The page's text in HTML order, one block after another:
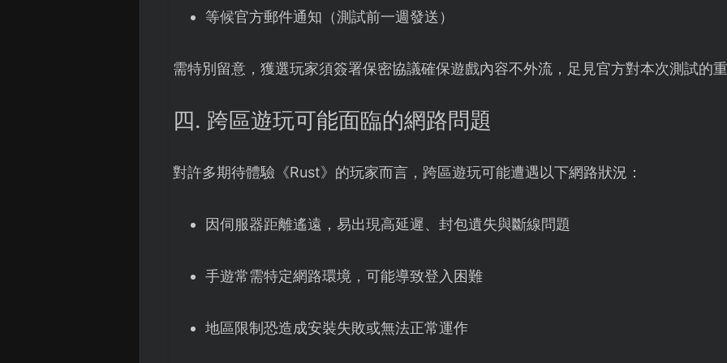
等候官方郵件通知（測試前一週發送）
需特別留意，獲選玩家須簽署保密協議確保遊戲內容不外流，足見官方對本次測試的重
四. 跨區遊玩可能面臨的網路問題
對許多期待體驗《Rust》的玩家而言，跨區遊玩可能遭遇以下網路狀況：
因伺服器距離遙遠，易出現高延遲、封包遺失與斷線問題
手遊常需特定網路環境，可能導致登入困難
地區限制恐造成安裝失敗或無法正常運作